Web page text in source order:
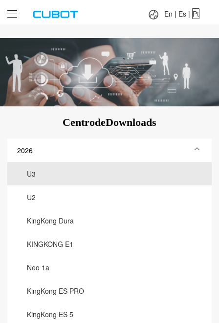
En | Es | Pt
CentrodeDownloads
2026
U3
U2
KingKong Dura
KINGKONG E1
Neo 1a
KingKong ES PRO
KingKong ES 5